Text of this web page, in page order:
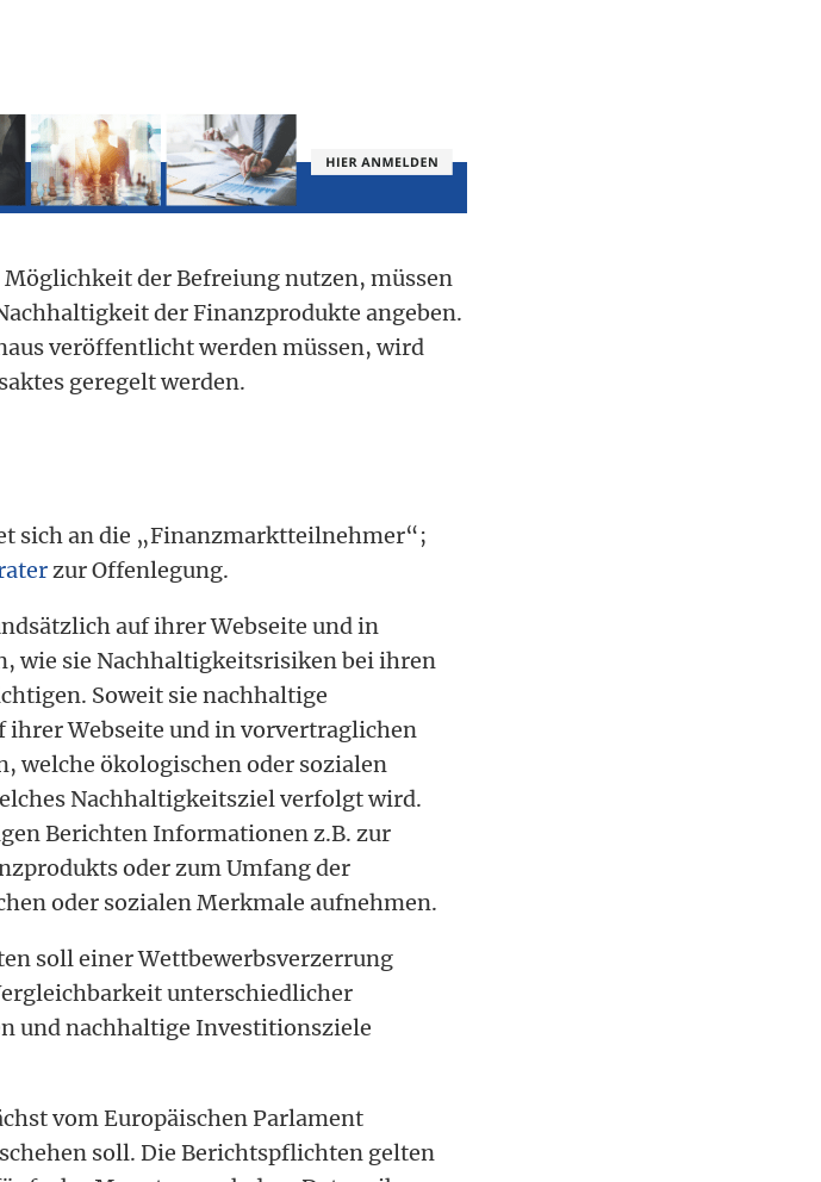
der Befreiung nutzen, müssen
der Finanzprodukte angeben.
veröffentlicht werden müssen, wird
geregelt werden.
sich an die „Finanzmarktteilnehmer“;
zur Offenlegung.
auf ihrer Webseite und in
wie sie Nachhaltigkeitsrisiken bei ihren
Soweit sie nachhaltige
ihrer Webseite und in vorvertraglichen
ökologischen oder sozialen
Nachhaltigkeitsziel verfolgt wird.
Berichten Informationen z.B. zur
oder zum Umfang der
oder sozialen Merkmale aufnehmen.
soll einer Wettbewerbsverzerrung
unterschiedlicher
und nachhaltige Investitionsziele
vom Europäischen Parlament
soll. Die Berichtspflichten gelten